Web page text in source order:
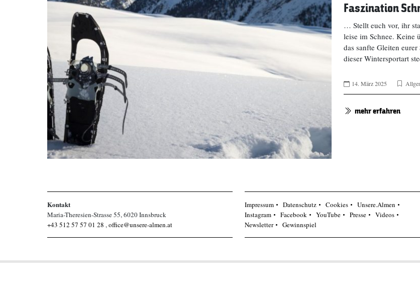
Faszination
… Stellt euch vor, ihr
leise im Schnee. Keine
das sanfte Gleiten
dieser Wintersportart
14. März 2025
mehr erfahren
Kontakt
Maria-Theresien-Strasse 55, 6020 Innsbruck
+43 512 57 57 01 28 , office@unsere-almen.at
Impressum Datenschutz Cookies
Unsere.Almen
Instagram
Facebook YouTube Presse
Videos
Newsletter
Gewinnspiel